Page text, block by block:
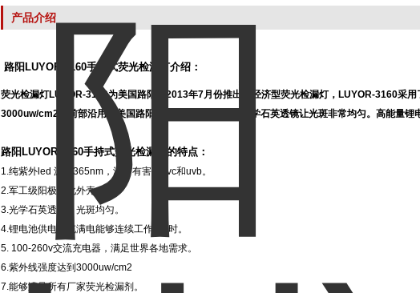
产品介绍
路阳LUYOR-3160手持式荧光检漏灯介绍：
荧光检漏灯LUYOR-3160为美国路阳在2013年7月份推出的经济型荧光检漏灯，LUYOR-3160采
3000uw/cm2，前部沿用了美国路阳的可调光斑的技术，光学石英透镜让光斑非常均匀。高能量锂
路阳LUYOR-3160手持式荧光检漏灯的特点：
1.纯紫外led 波长365nm，没有有害的uvc和uvb。
2.军工级阳极氧化外壳。
3.光学石英透镜，光斑均匀。
4.锂电池供电，充满电能够连续工作3小时。
5. 100-260v交流充电器，满足世界各地需求。
6.紫外线强度达到3000uw/cm2
7.能够满足所有厂家荧光检漏剂。